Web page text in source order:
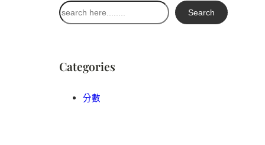
搜
尋
Search
Categories
分數